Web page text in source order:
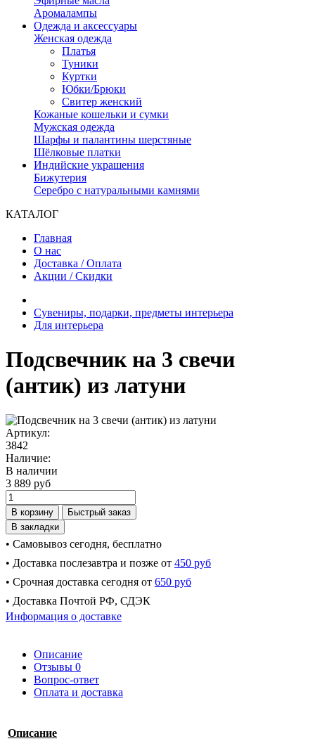
Аромалампы
Одежда и аксессуары
Женская одежда
Платья
Туники
Куртки
Юбки/Брюки
Свитер женский
Кожаные кошельки и сумки
Мужская одежда
Шарфы и палантины шерстяные
Шёлковые платки
Индийские украшения
Бижутерия
Серебро с натуральными камнями
КАТАЛОГ
Главная
О нас
Доставка / Оплата
Акции / Скидки
Сувениры, подарки, предметы интерьера
Для интерьера
Подсвечник на 3 свечи
(антик) из латуни
Артикул:
3842
Наличие:
В наличии
3 889 руб
В корзину
Быстрый заказ
В закладки
• Самовывоз сегодня, бесплатно
• Доставка послезавтра и позже от 450 руб
• Срочная доставка сегодня от 650 руб
• Доставка Почтой РФ, СДЭК
Информация о доставке
Описание
Отзывы 0
Вопрос-ответ
Оплата и доставка
Описание